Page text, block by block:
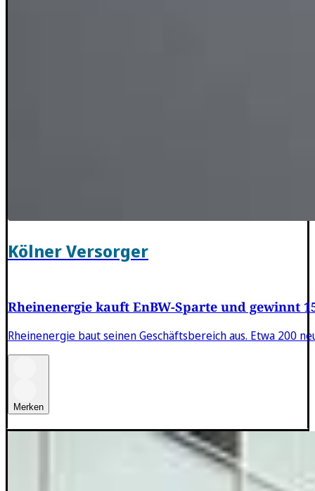
Kölner Versorger
Rheinenergie kauft EnBW-Sparte und gewinnt
Rheinenergie baut seinen Geschäftsbereich aus. Etwa 200
Merken